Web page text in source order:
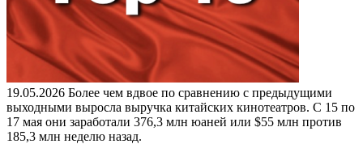
19.05.2026 Более чем вдвое по сравнению с предыдущими
выходными выросла выручка китайских кинотеатров. С 15 по
17 мая они заработали 376,3 млн юаней или $55 млн против
185,3 млн неделю назад.